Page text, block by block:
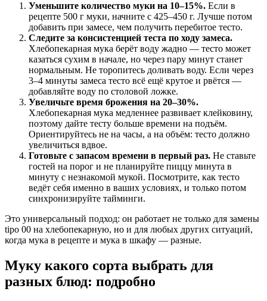
Уменьшите количество муки на 10–15%. Если в
рецепте 500 г муки, начните с 425–450 г. Лучше потом
добавить при замесе, чем получить перебитое тесто.
Следите за консистенцией теста по ходу замеса.
Хлебопекарная мука берёт воду жадно — тесто может
казаться сухим в начале, но через пару минут станет
нормальным. Не торопитесь доливать воду. Если через
3–4 минуты замеса тесто всё ещё крутое и рвётся —
добавляйте воду по столовой ложке.
Увеличьте время брожения на 20–30%.
Хлебопекарная мука медленнее развивает клейковину,
поэтому дайте тесту больше времени на подъём.
Ориентируйтесь не на часы, а на объём: тесто должно
увеличиться вдвое.
Готовьте с запасом времени в первый раз. Не ставьте
гостей на порог и не планируйте пиццу минута в
минуту с незнакомой мукой. Посмотрите, как тесто
ведёт себя именно в ваших условиях, и только потом
синхронизируйте тайминги.
Это универсальный подход: он работает не только для замены
tipo 00 на хлебопекарную, но и для любых других ситуаций,
когда мука в рецепте и мука в шкафу — разные.
Муку какого сорта выбрать для
разных блюд: подробно